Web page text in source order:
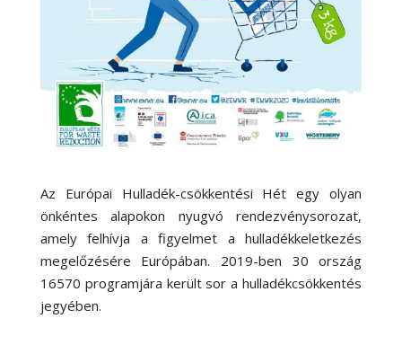
Az Európai Hulladék-csökkentési Hét egy olyan
önkéntes alapokon nyugvó rendezvénysorozat,
amely felhívja a figyelmet a hulladékkeletkezés
megelőzésére Európában. 2019-ben 30 ország
16570 programjára került sor a hulladékcsökkentés
jegyében.